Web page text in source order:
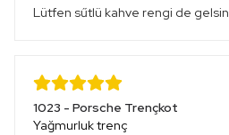
Lütfen sűtlü kahve rengi de gelsin
1023 - Porsche Trençkot
Yağmurluk trenç